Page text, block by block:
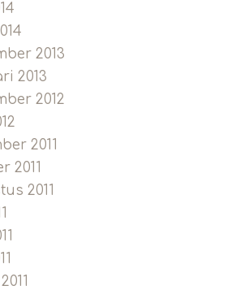
2013
2013
2012
2011
2011
2011